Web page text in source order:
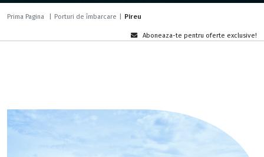
Prima Pagina Porturi de îmbarcare Pireu
Aboneaza-te pentru oferte exclusive!